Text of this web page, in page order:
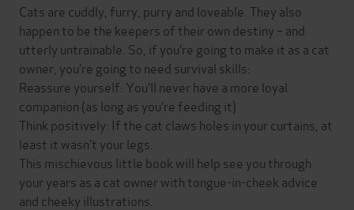
Cats are cuddly, furry, purry and loveable. They also
happen to be the keepers of their own destiny – and
utterly untrainable. So, if you’re going to make it as a cat
owner, you’re going to need survival skills:
Reassure yourself: You’ll never have a more loyal
companion (as long as you’re feeding it)
Think positively: If the cat claws holes in your curtains, at
least it wasn’t your legs.
This mischievous little book will help see you through
your years as a cat owner with tongue-in-cheek advice
and cheeky illustrations.